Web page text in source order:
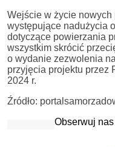
Wejście w życie
występujące nadużycia
dotyczące powierzania
wszystkim skrócić
o wydanie zezwolenia
przyjęcia projektu przez
2024 r.
Źródło:
Obserwuj